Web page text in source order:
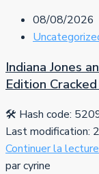
08/08/2026
Indiana Jones
Edition
🛠 Hash code:
Last modification:
Continuer la lecture
par cyrine